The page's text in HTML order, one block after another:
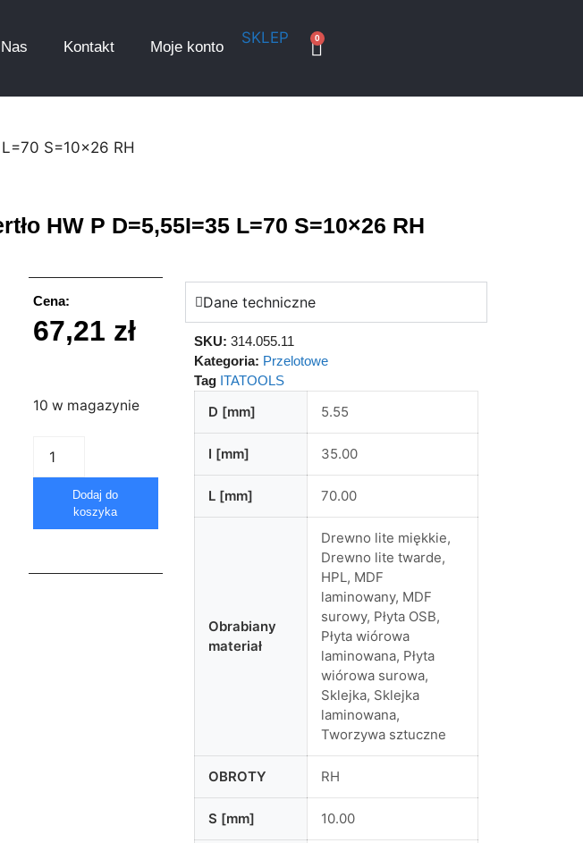
Kontakt Moje konto
SKLEP 0
S=10×26 RH
HW P D=5,55I=35 L=70 S=10×26 RH
Cena:
67,21 zł
10 w magazynie
Dodaj do
koszyka
Dane techniczne
SKU: 314.055.11
Kategoria: Przelotowe
Tag ITATOOLS
D [mm] 5.55
I [mm] 35.00
L [mm] 70.00
Obrabiany
materiał
Drewno lite miękkie,
Drewno lite twarde,
HPL, MDF
laminowany, MDF
surowy, Płyta OSB,
Płyta wiórowa
laminowana, Płyta
wiórowa surowa,
Sklejka, Sklejka
laminowana,
Tworzywa sztuczne
OBROTY RH
S [mm] 10.00